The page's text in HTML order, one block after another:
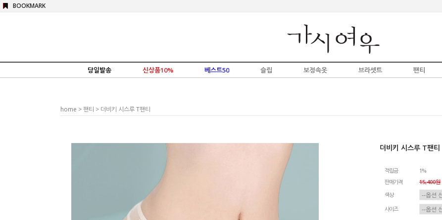
BOOKMARK
당일발송 신상품10% 베스트50 슬립 보정속옷 브라셋트 팬티
home >팬티 > 더비키 시스루 T팬티
더비키 시스루 T팬티
적립금
1%
판매가격
15,400원
색상
사이즈